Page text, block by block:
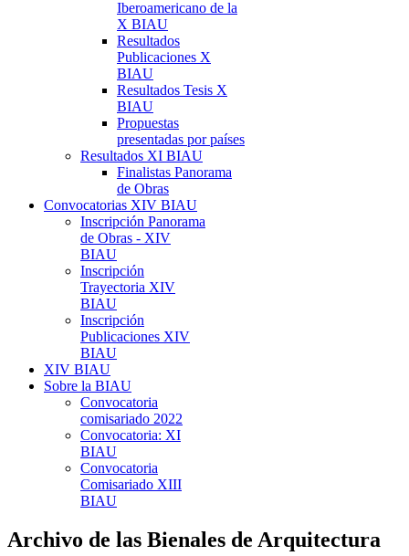
Iberoamericano de la
X BIAU
Resultados
Publicaciones X
BIAU
Resultados Tesis X
BIAU
Propuestas
presentadas por países
Resultados XI BIAU
Finalistas Panorama
de Obras
Convocatorias XIV BIAU
Inscripción Panorama
de Obras - XIV
BIAU
Inscripción
Trayectoria XIV
BIAU
Inscripción
Publicaciones XIV
BIAU
XIV BIAU
Sobre la BIAU
Convocatoria
comisariado 2022
Convocatoria: XI
BIAU
Convocatoria
Comisariado XIII
BIAU
Archivo de las Bienales de Arquitectura